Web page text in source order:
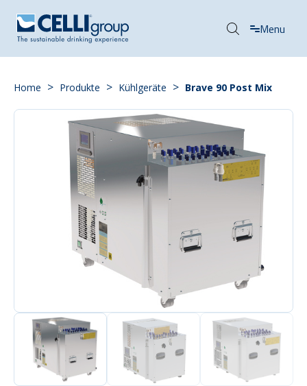
Menu
Home > Produkte > Kühlgeräte > Brave 90 Post Mix